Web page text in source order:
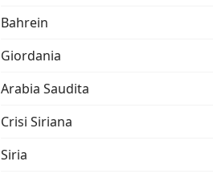
Bahrein
Giordania
Arabia Saudita
Crisi Siriana
Siria